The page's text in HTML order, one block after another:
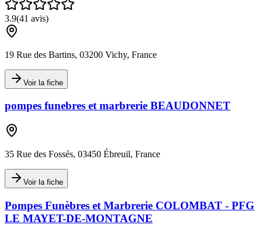
3.9(41 avis)
19 Rue des Bartins, 03200 Vichy, France
Voir la fiche
pompes funebres et marbrerie BEAUDONNET
35 Rue des Fossés, 03450 Ébreuil, France
Voir la fiche
Pompes Funèbres et Marbrerie COLOMBAT - PFG
LE MAYET-DE-MONTAGNE